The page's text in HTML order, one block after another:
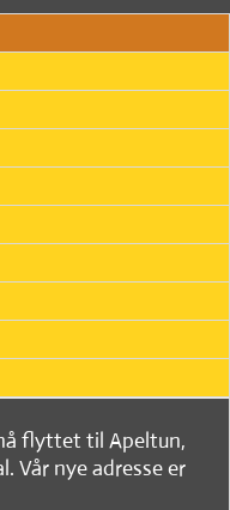
flyttet til Apeltun,
Vår nye adresse er